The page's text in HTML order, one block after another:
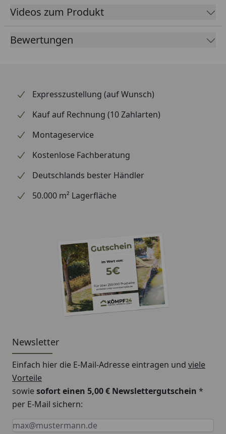
Videos zum Produkt
Bewertungen
Expresszustellung (auf Wunsch)
Kauf auf Rechnung (10 Zahlarten)
Montageservice
Kostenlose Fachberatung
Deutschlands bester Händler
50.000 m² Lagerfläche
Newsletter
Einfach hier die E-Mail-Adresse eintragen und viele
Vorteile
sowiesofort einen 5,00 € Newslettergutschein *
per E-Mail sichern:
Keine Eingabe erforderlich
Eingabe erforderlich
E-Mail *